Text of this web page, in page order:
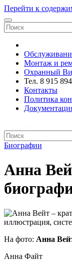
Перейти к
Монтаж и
Охранный
Тел. 8 915
Контакты
Политика
Биографии
Анна
На фото: Анна
Анна Файт